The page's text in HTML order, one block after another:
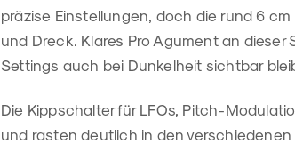
präzise Einstellungen, doch die rund 6
und Dreck. Klares Pro Agument an
Settings auch bei Dunkelheit sichtbar
Die Kippschalter für LFOs, Pitch-
und rasten deutlich in den